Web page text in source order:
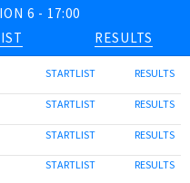
6 - 17:00
RESULTS
STARTLIST RESULTS
STARTLIST RESULTS
STARTLIST RESULTS
STARTLIST RESULTS